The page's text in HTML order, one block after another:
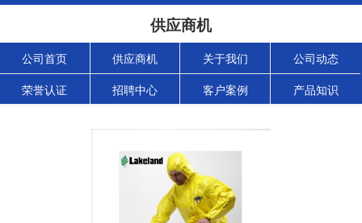
供应商机
公司首页 供应商机 关于我们 公司动态
荣誉认证 招聘中心 客户案例 产品知识